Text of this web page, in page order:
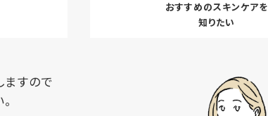
おすすめのスキンケアを
知りたい
ますので